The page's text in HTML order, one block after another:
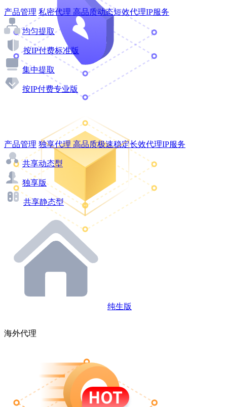
产品管理 私密代理 高品质动态短效代理IP服务
均匀提取
按IP付费标准版
集中提取
按IP付费专业版
产品管理 独享代理 高品质极速稳定长效代理IP服务
共享动态型
独享版
共享静态型
纯生版
海外代理